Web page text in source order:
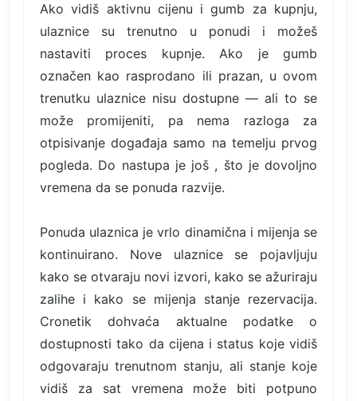
Ako vidiš aktivnu cijenu i gumb za kupnju,
ulaznice su trenutno u ponudi i možeš
nastaviti proces kupnje. Ako je gumb
označen kao rasprodano ili prazan, u ovom
trenutku ulaznice nisu dostupne — ali to se
može promijeniti, pa nema razloga za
otpisivanje događaja samo na temelju prvog
pogleda. Do nastupa je još , što je dovoljno
vremena da se ponuda razvije.
Ponuda ulaznica je vrlo dinamična i mijenja se
kontinuirano. Nove ulaznice se pojavljuju
kako se otvaraju novi izvori, kako se ažuriraju
zalihe i kako se mijenja stanje rezervacija.
Cronetik dohvaća aktualne podatke o
dostupnosti tako da cijena i status koje vidiš
odgovaraju trenutnom stanju, ali stanje koje
vidiš za sat vremena može biti potpuno